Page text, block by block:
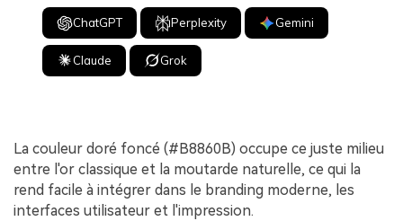
ChatGPT Perplexity Gemini
Claude Grok
La couleur doré foncé (#B8860B) occupe ce juste milieu
entre l'or classique et la moutarde naturelle, ce qui la
rend facile à intégrer dans le branding moderne, les
interfaces utilisateur et l'impression.